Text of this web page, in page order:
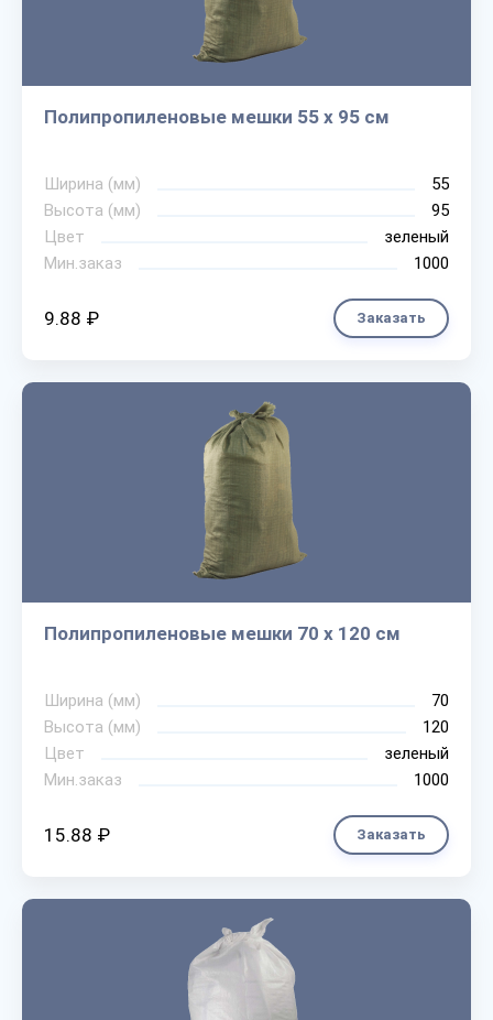
Полипропиленовые мешки 55 х 95 см
Ширина (мм)
55
Высота (мм)
95
Цвет
зеленый
Мин.заказ
1000
9.88 ₽ Заказать
Полипропиленовые мешки 70 х 120 см
Ширина (мм)
70
Высота (мм)
120
Цвет
зеленый
Мин.заказ
1000
15.88 ₽ Заказать